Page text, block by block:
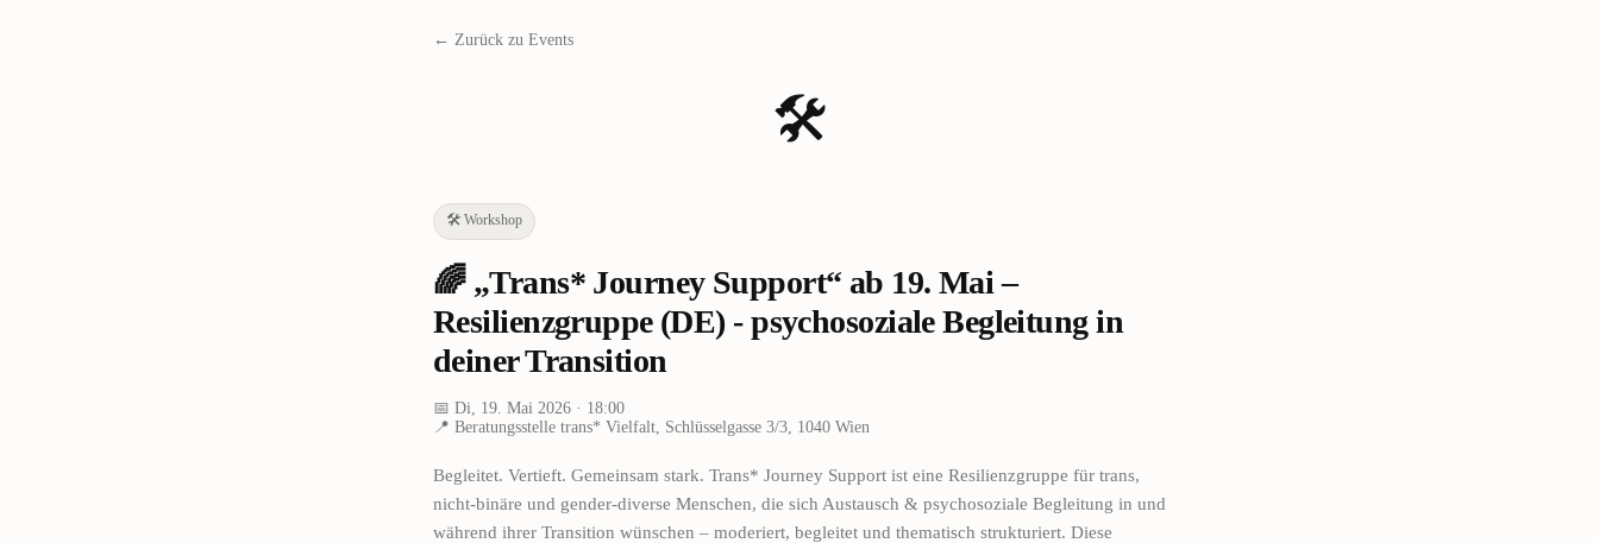
← Zurück zu Events
🛠️
🛠️ Workshop
🌈 „Trans* Journey Support“ ab 19. Mai –
Resilienzgruppe (DE) - psychosoziale Begleitung in
deiner Transition
📅 Di, 19. Mai 2026 · 18:00
📍 Beratungsstelle trans* Vielfalt, Schlüsselgasse 3/3, 1040 Wien
Begleitet. Vertieft. Gemeinsam stark. Trans* Journey Support ist eine Resilienzgruppe für trans,
nicht-binäre und gender-diverse Menschen, die sich Austausch & psychosoziale Begleitung in und
während ihrer Transition wünschen – moderiert, begleitet und thematisch strukturiert. Diese